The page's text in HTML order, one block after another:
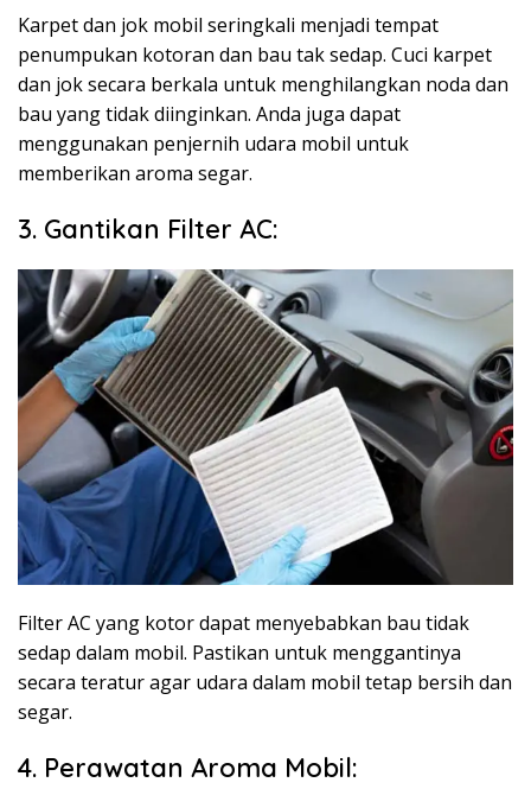
Karpet dan jok mobil seringkali menjadi tempat
penumpukan kotoran dan bau tak sedap. Cuci karpet
dan jok secara berkala untuk menghilangkan noda dan
bau yang tidak diinginkan. Anda juga dapat
menggunakan penjernih udara mobil untuk
memberikan aroma segar.
3. Gantikan Filter AC:
Filter AC yang kotor dapat menyebabkan bau tidak
sedap dalam mobil. Pastikan untuk menggantinya
secara teratur agar udara dalam mobil tetap bersih dan
segar.
4. Perawatan Aroma Mobil: